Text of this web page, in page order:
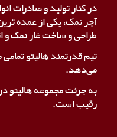
در کنار تولید و صادرات
آجر نمک، یکی از عمده
طراحی و ساخت غار نمک
تیم قدرتمند هالیتو
می‌دهد.
به جرئت مجموعه هالیتو
رقیب است.